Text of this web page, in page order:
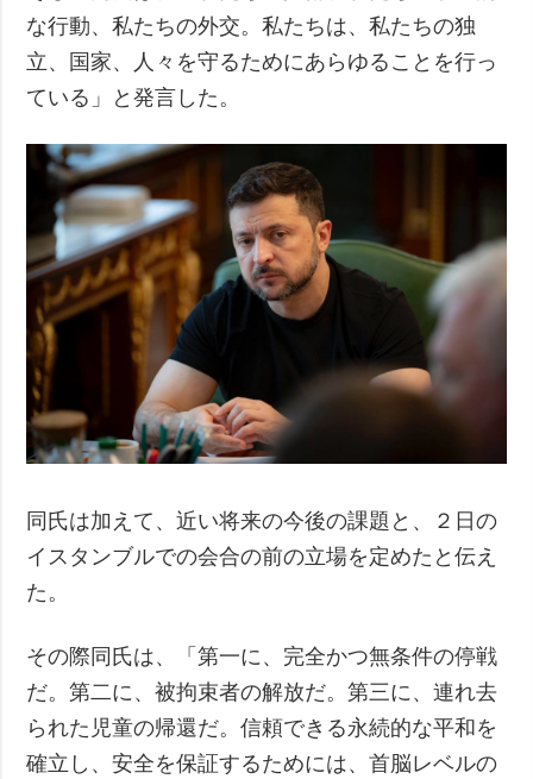
な行動、私たちの外交。私たちは、私たちの独
立、国家、人々を守るためにあらゆることを行っ
ている」と発言した。
同氏は加えて、近い将来の今後の課題と、２日の
イスタンブルでの会合の前の立場を定めたと伝え
た。
その際同氏は、「第一に、完全かつ無条件の停戦
だ。第二に、被拘束者の解放だ。第三に、連れ去
られた児童の帰還だ。信頼できる永続的な平和を
確立し、安全を保証するためには、首脳レベルの